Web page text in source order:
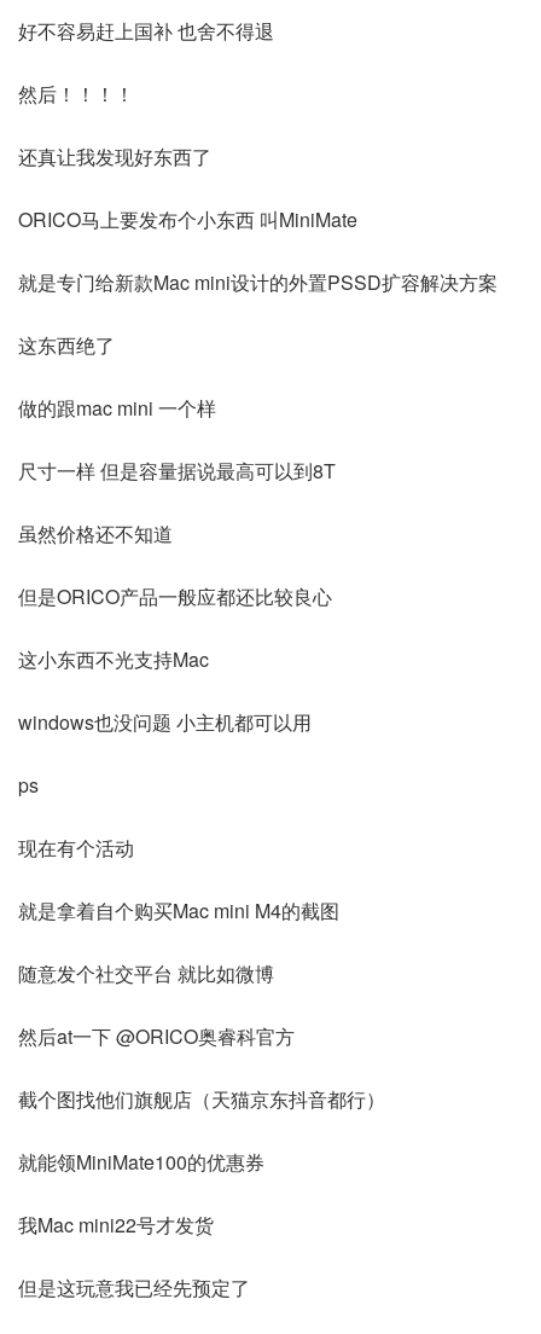
好不容易赶上国补 也舍不得退
然后！！！！
还真让我发现好东西了
ORICO马上要发布个小东西 叫MiniMate
就是专门给新款Mac mini设计的外置PSSD扩容解决方案
这东西绝了
做的跟mac mini 一个样
尺寸一样 但是容量据说最高可以到8T
虽然价格还不知道
但是ORICO产品一般应都还比较良心
这小东西不光支持Mac
windows也没问题 小主机都可以用
ps
现在有个活动
就是拿着自个购买Mac mini M4的截图
随意发个社交平台 就比如微博
然后at一下 @ORICO奥睿科官方
截个图找他们旗舰店（天猫京东抖音都行）
就能领MiniMate100的优惠券
我Mac mini22号才发货
但是这玩意我已经先预定了